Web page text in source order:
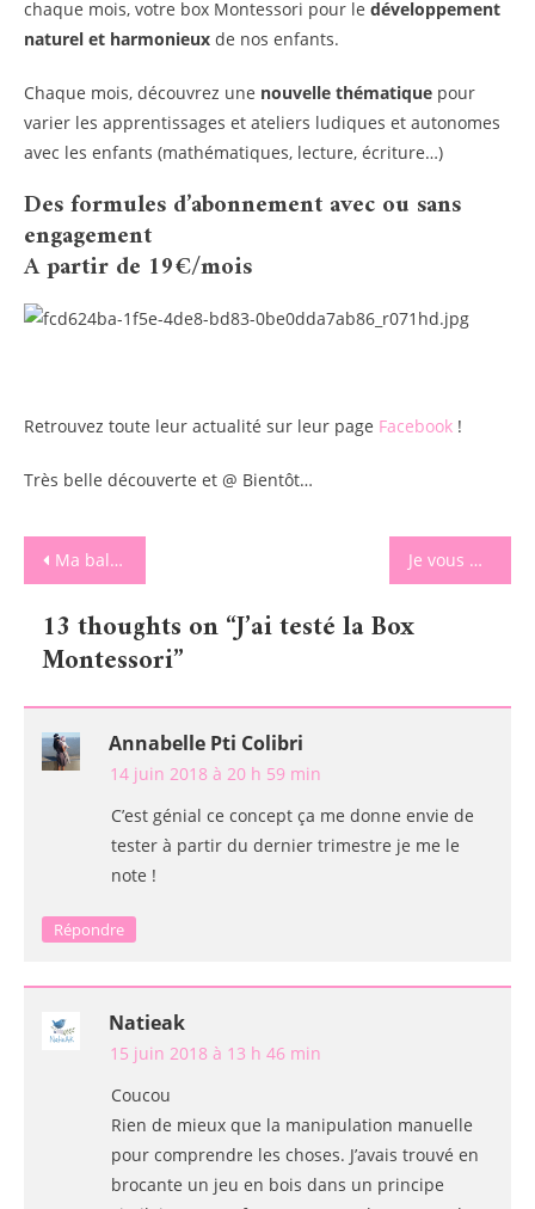
chaque mois, votre box Montessori pour le développement
naturel et harmonieux de nos enfants.
Chaque mois, découvrez une nouvelle thématique pour
varier les apprentissages et ateliers ludiques et autonomes
avec les enfants (mathématiques, lecture, écriture…)
Des formules d’abonnement avec ou sans
engagement
A partir de 19€/mois
Retrouvez toute leur actualité sur leur page Facebook !
Très belle découverte et @ Bientôt…
Navigation
de
l’article
Ma balance culinaire sans piles et écologique Little Balance Je vous présente les cadeaux de la fête des pères de cette année avec Smartphoto
13 thoughts on “J’ai testé la Box
Montessori”
Annabelle Pti Colibri
14 juin 2018 à 20 h 59 min
C’est génial ce concept ça me donne envie de
tester à partir du dernier trimestre je me le
note !
Répondre
Natieak
15 juin 2018 à 13 h 46 min
Coucou
Rien de mieux que la manipulation manuelle
pour comprendre les choses. J’avais trouvé en
brocante un jeu en bois dans un principe